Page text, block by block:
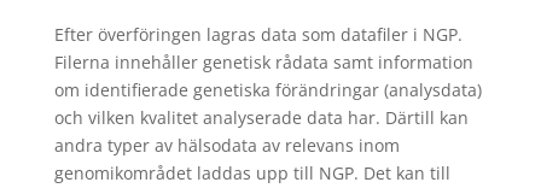
Efter överföringen lagras data som datafiler i NGP.
Filerna innehåller genetisk rådata samt information
om identifierade genetiska förändringar (analysdata)
och vilken kvalitet analyserade data har. Därtill kan
andra typer av hälsodata av relevans inom
genomikområdet laddas upp till NGP. Det kan till